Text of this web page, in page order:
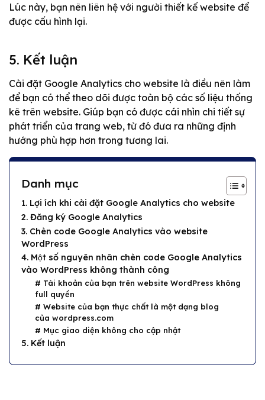
Lúc này, bạn nên liên hệ với người thiết kế website để
được cấu hình lại.
5. Kết luận
Cài đặt Google Analytics cho website là điều nên làm
để bạn có thể theo dõi được toàn bộ các số liệu thống
kê trên website. Giúp bạn có được cái nhìn chi tiết sự
phát triển của trang web, từ đó đưa ra những định
hướng phù hợp hơn trong tương lai.
Danh mục
1. Lợi ích khi cài đặt Google Analytics cho website
2. Đăng ký Google Analytics
3. Chèn code Google Analytics vào website
WordPress
4. Một số nguyên nhân chèn code Google Analytics
vào WordPress không thành công
# Tài khoản của bạn trên website WordPress không
full quyền
# Website của bạn thực chất là một dạng blog
của wordpress.com
# Mục giao diện không cho cập nhật
5. Kết luận